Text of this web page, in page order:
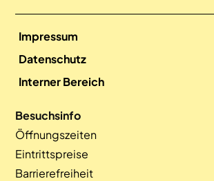
Impressum
Datenschutz
Interner Bereich
Besuchsinfo
Öffnungszeiten
Eintrittspreise
Barrierefreiheit